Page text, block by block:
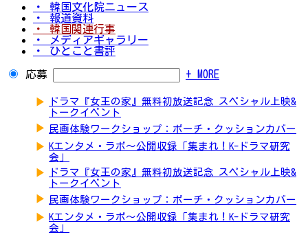
・ 韓国文化院ニュース
・ 報道資料
・ 韓国関連行事
・ メディアギャラリー
・ ひとこと書評
応募 + MORE
▶
ドラマ『女王の家』無料初放送記念 スペシャル上映&
トークイベント
▶ 民画体験ワークショップ：ポーチ・クッションカバー
▶ Kエンタメ・ラボ～公開収録「集まれ！K-ドラマ研究
会」
▶
ドラマ『女王の家』無料初放送記念 スペシャル上映&
トークイベント
▶ 民画体験ワークショップ：ポーチ・クッションカバー
▶ Kエンタメ・ラボ～公開収録「集まれ！K-ドラマ研究
会」